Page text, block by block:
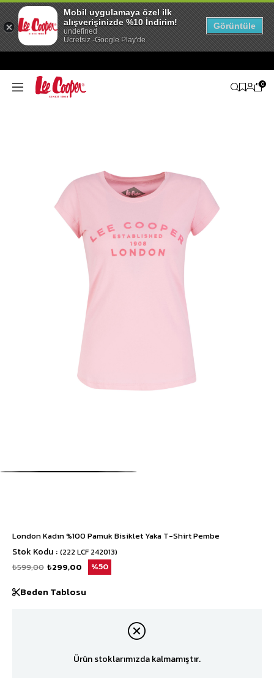
0
London Kadın %100 Pamuk Bisiklet Yaka T-Shirt Pembe
Stok Kodu (222 LCF 242013)
₺599,00 ₺299,00 50
Beden Tablosu
Ürün stoklarımızda kalmamıştır.
Mobil uygulamaya özel ilk
alışverişinizde %10 İndirim!
undefined
Ücretsiz -Google Play'de
Görüntüle